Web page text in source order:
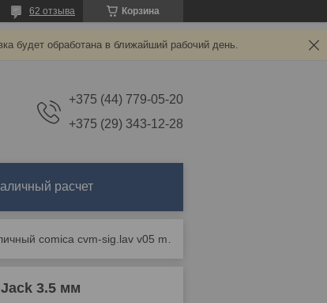
Корзина
62 отзыва
будет обработана в ближайший рабочий день.
+375 (44) 779-05-20
+375 (29) 343-12-28
расчет
3.5 мм